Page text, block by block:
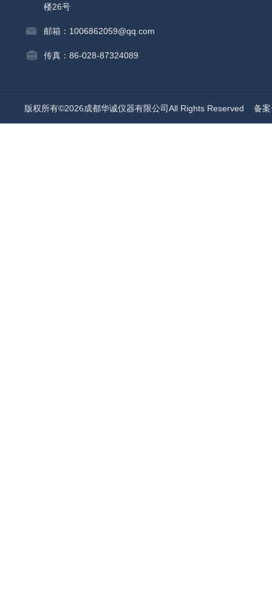
楼26号
邮箱：1006862059@qq.com
传真：86-028-87324089
版权所有©2026成都华诚仪器有限公司All Rights Reserved 备